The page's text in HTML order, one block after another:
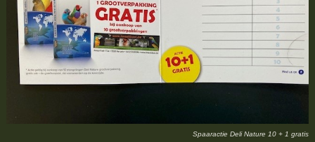
Spaaractie Deli Nature 10 + 1 gratis